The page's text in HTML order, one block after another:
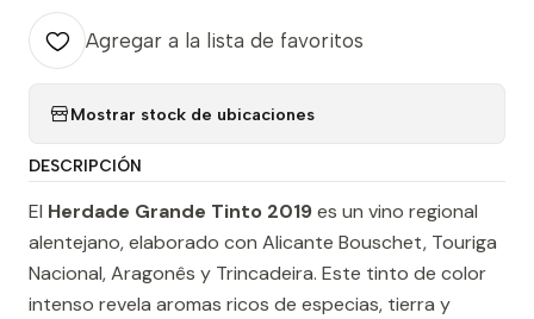
Agregar a la lista de favoritos
Mostrar stock de ubicaciones
DESCRIPCIÓN
El Herdade Grande Tinto 2019es un vino regional
alentejano, elaborado con Alicante Bouschet, Touriga
Nacional, Aragonês y Trincadeira. Este tinto de color
intenso revela aromas ricos de especias, tierra y